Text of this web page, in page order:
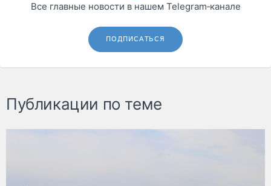
Все главные новости в нашем Telegram‑канале
ПОДПИСАТЬСЯ
Публикации по теме